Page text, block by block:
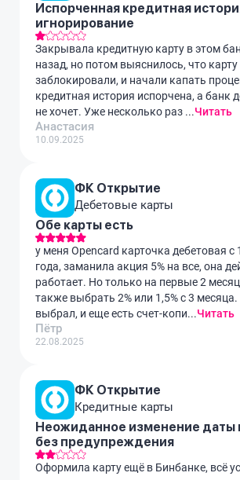
Испорченная кредитная
игнорирование
Закрывала кредитную карту в этом
назад, но потом выяснилось, что
заблокировали, и начали капать
кредитная история испорчена, а банк
не хочет. Уже несколько раз ...Читать
Анастасия
10.09.2025
ФК Открытие
Дебетовые карты
Обе карты есть
у меня Opencard карточка дебетовая с
года, заманила акция 5% на все, она
работает. Но только на первые 2
также выбрать 2% или 1,5% с 3
выбрал, и еще есть счет-копи...Читать
Пётр
22.08.2025
ФК Открытие
Кредитные карты
Неожиданное изменение даты
без предупреждения
Оформила карту ещё в Бинбанке, всё